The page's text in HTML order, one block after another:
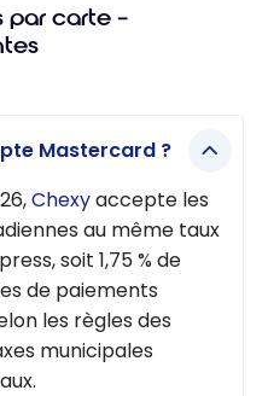
par carte –
Mastercard ?
Chexyaccepte les
au même taux
soit 1,75 % de
de paiements
les règles des
municipales